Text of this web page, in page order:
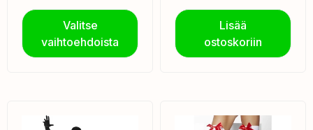
Valitse
vaihtoehdoista
Lisää
ostoskoriin